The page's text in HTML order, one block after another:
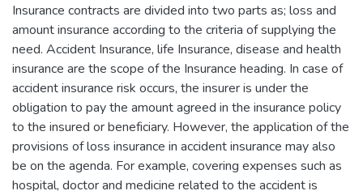
Insurance contracts are divided into two parts as; loss and
amount insurance according to the criteria of supplying the
need. Accident Insurance, life Insurance, disease and health
insurance are the scope of the Insurance heading. In case of
accident insurance risk occurs, the insurer is under the
obligation to pay the amount agreed in the insurance policy
to the insured or beneficiary. However, the application of the
provisions of loss insurance in accident insurance may also
be on the agenda. For example, covering expenses such as
hospital, doctor and medicine related to the accident is